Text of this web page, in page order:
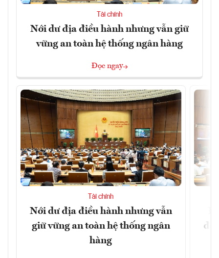
Tài chính
Nới dư địa điều hành nhưng vẫn giữ
vững an toàn hệ thống ngân hàng
Đọc ngay
Tài chính
Nới dư địa điều hành nhưng vẫn
giữ vững an toàn hệ thống ngân
hàng